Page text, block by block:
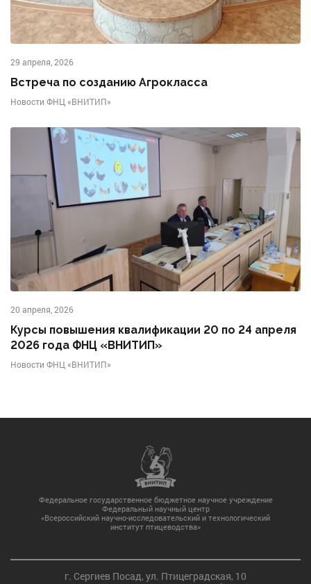
29 апреля, 2026
Встреча по созданию Агрокласса
Новости ФНЦ «ВНИТИП»
20 апреля, 2026
Курсы повышения квалификации 20 по 24 апреля
2026 года ФНЦ «ВНИТИП»
Новости ФНЦ «ВНИТИП»
Федеральное государственное бюджетное научное учреждение
Федеральный научный центр
«Всероссийский научно-исследовательский и технологический
институт птицеводства»
г. Сергиев Посад, ул. Птицеградская, 10